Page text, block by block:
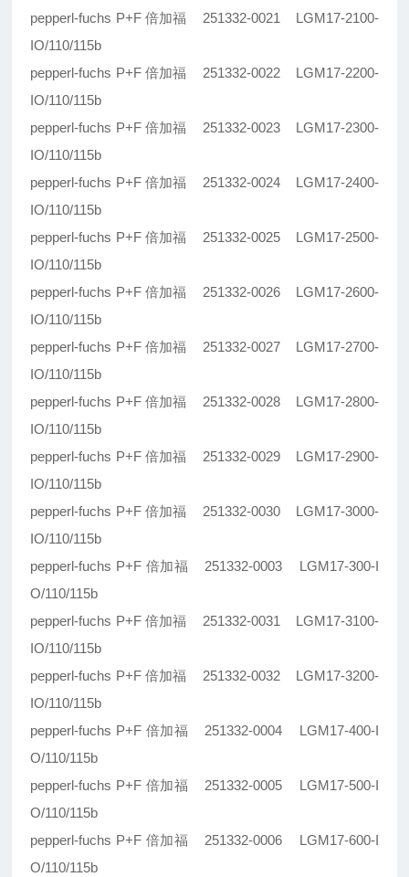
pepperl-fuchs P+F 倍加福 251332-0021 LGM17-2100-
IO/110/115b
pepperl-fuchs P+F 倍加福 251332-0022 LGM17-2200-
IO/110/115b
pepperl-fuchs P+F 倍加福 251332-0023 LGM17-2300-
IO/110/115b
pepperl-fuchs P+F 倍加福 251332-0024 LGM17-2400-
IO/110/115b
pepperl-fuchs P+F 倍加福 251332-0025 LGM17-2500-
IO/110/115b
pepperl-fuchs P+F 倍加福 251332-0026 LGM17-2600-
IO/110/115b
pepperl-fuchs P+F 倍加福 251332-0027 LGM17-2700-
IO/110/115b
pepperl-fuchs P+F 倍加福 251332-0028 LGM17-2800-
IO/110/115b
pepperl-fuchs P+F 倍加福 251332-0029 LGM17-2900-
IO/110/115b
pepperl-fuchs P+F 倍加福 251332-0030 LGM17-3000-
IO/110/115b
pepperl-fuchs P+F 倍加福 251332-0003 LGM17-300-I
O/110/115b
pepperl-fuchs P+F 倍加福 251332-0031 LGM17-3100-
IO/110/115b
pepperl-fuchs P+F 倍加福 251332-0032 LGM17-3200-
IO/110/115b
pepperl-fuchs P+F 倍加福 251332-0004 LGM17-400-I
O/110/115b
pepperl-fuchs P+F 倍加福 251332-0005 LGM17-500-I
O/110/115b
pepperl-fuchs P+F 倍加福 251332-0006 LGM17-600-I
O/110/115b